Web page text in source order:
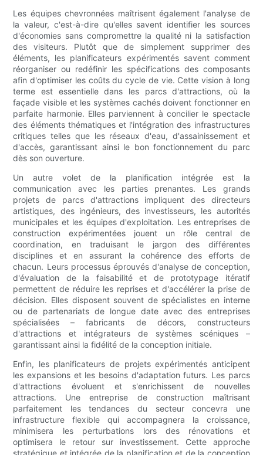
Les équipes chevronnées maîtrisent également l'analyse de
la valeur, c'est-à-dire qu'elles savent identifier les sources
d'économies sans compromettre la qualité ni la satisfaction
des visiteurs. Plutôt que de simplement supprimer des
éléments, les planificateurs expérimentés savent comment
réorganiser ou redéfinir les spécifications des composants
afin d'optimiser les coûts du cycle de vie. Cette vision à long
terme est essentielle dans les parcs d'attractions, où la
façade visible et les systèmes cachés doivent fonctionner en
parfaite harmonie. Elles parviennent à concilier le spectacle
des éléments thématiques et l'intégration des infrastructures
critiques telles que les réseaux d'eau, d'assainissement et
d'accès, garantissant ainsi le bon fonctionnement du parc
dès son ouverture.
Un autre volet de la planification intégrée est la
communication avec les parties prenantes. Les grands
projets de parcs d'attractions impliquent des directeurs
artistiques, des ingénieurs, des investisseurs, les autorités
municipales et les équipes d'exploitation. Les entreprises de
construction expérimentées jouent un rôle central de
coordination, en traduisant le jargon des différentes
disciplines et en assurant la cohérence des efforts de
chacun. Leurs processus éprouvés d'analyse de conception,
d'évaluation de la faisabilité et de prototypage itératif
permettent de réduire les reprises et d'accélérer la prise de
décision. Elles disposent souvent de spécialistes en interne
ou de partenariats de longue date avec des entreprises
spécialisées – fabricants de décors, constructeurs
d'attractions et intégrateurs de systèmes scéniques –
garantissant ainsi la fidélité de la conception initiale.
Enfin, les planificateurs de projets expérimentés anticipent
les expansions et les besoins d'adaptation futurs. Les parcs
d'attractions évoluent et s'enrichissent de nouvelles
attractions. Une entreprise de construction maîtrisant
parfaitement les tendances du secteur concevra une
infrastructure flexible qui accompagnera la croissance,
minimisera les perturbations lors des rénovations et
optimisera le retour sur investissement. Cette approche